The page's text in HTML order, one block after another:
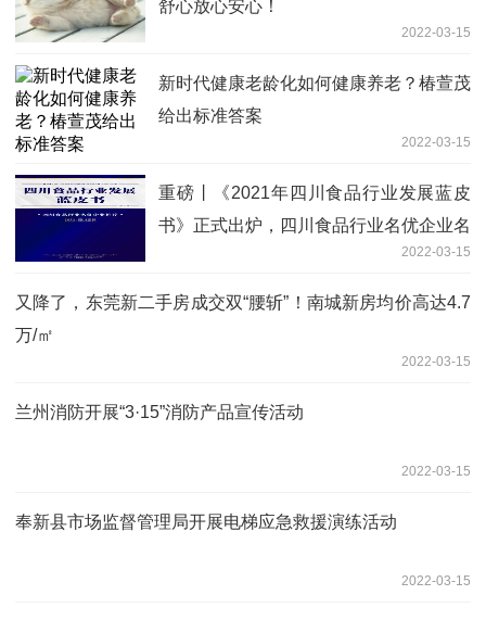
舒心放心安心！
2022-03-15
新时代健康老龄化如何健康养老？椿萱茂
给出标准答案
2022-03-15
重磅丨《2021年四川食品行业发展蓝皮
书》正式出炉，四川食品行业名优企业名
2022-03-15
又降了，东莞新二手房成交双“腰斩”！南城新房均价高达4.7
万/㎡
2022-03-15
兰州消防开展“3·15”消防产品宣传活动
2022-03-15
奉新县市场监督管理局开展电梯应急救援演练活动
2022-03-15